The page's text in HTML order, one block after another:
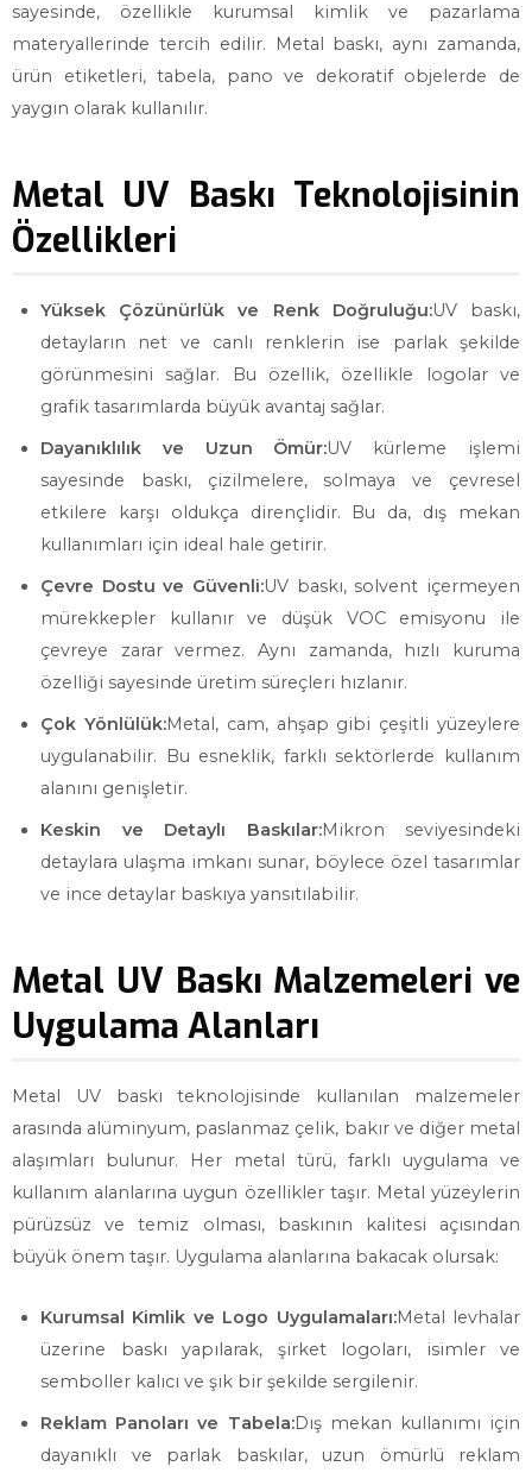
sayesinde, özellikle kurumsal kimlik ve pazarlama
materyallerinde tercih edilir. Metal baskı, aynı zamanda,
ürün etiketleri, tabela, pano ve dekoratif objelerde de
yaygın olarak kullanılır.
Metal UV Baskı Teknolojisinin
Özellikleri
Yüksek Çözünürlük ve Renk Doğruluğu:UV baskı,
detayların net ve canlı renklerin ise parlak şekilde
görünmesini sağlar. Bu özellik, özellikle logolar ve
grafik tasarımlarda büyük avantaj sağlar.
Dayanıklılık ve Uzun Ömür:UV kürleme işlemi
sayesinde baskı, çizilmelere, solmaya ve çevresel
etkilere karşı oldukça dirençlidir. Bu da, dış mekan
kullanımları için ideal hale getirir.
Çevre Dostu ve Güvenli:UV baskı, solvent içermeyen
mürekkepler kullanır ve düşük VOC emisyonu ile
çevreye zarar vermez. Aynı zamanda, hızlı kuruma
özelliği sayesinde üretim süreçleri hızlanır.
Çok Yönlülük:Metal, cam, ahşap gibi çeşitli yüzeylere
uygulanabilir. Bu esneklik, farklı sektörlerde kullanım
alanını genişletir.
Keskin ve Detaylı Baskılar:Mikron seviyesindeki
detaylara ulaşma imkanı sunar, böylece özel tasarımlar
ve ince detaylar baskıya yansıtılabilir.
Metal UV Baskı Malzemeleri ve
Uygulama Alanları
Metal UV baskı teknolojisinde kullanılan malzemeler
arasında alüminyum, paslanmaz çelik, bakır ve diğer metal
alaşımları bulunur. Her metal türü, farklı uygulama ve
kullanım alanlarına uygun özellikler taşır. Metal yüzeylerin
pürüzsüz ve temiz olması, baskının kalitesi açısından
büyük önem taşır. Uygulama alanlarına bakacak olursak:
Kurumsal Kimlik ve Logo Uygulamaları:Metal levhalar
üzerine baskı yapılarak, şirket logoları, isimler ve
semboller kalıcı ve şık bir şekilde sergilenir.
Reklam Panoları ve Tabela:Dış mekan kullanımı için
dayanıklı ve parlak baskılar, uzun ömürlü reklam